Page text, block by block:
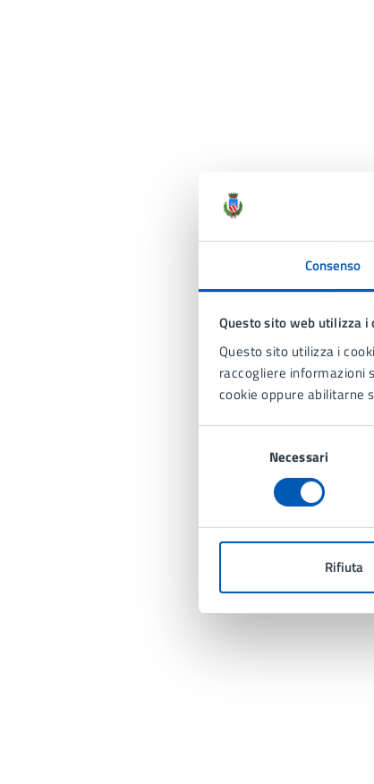
Consenso
Questo sito web utilizza i
Questo sito utilizza i
raccogliere informazioni
cookie oppure abilitarne
Necessari
Rifiuta